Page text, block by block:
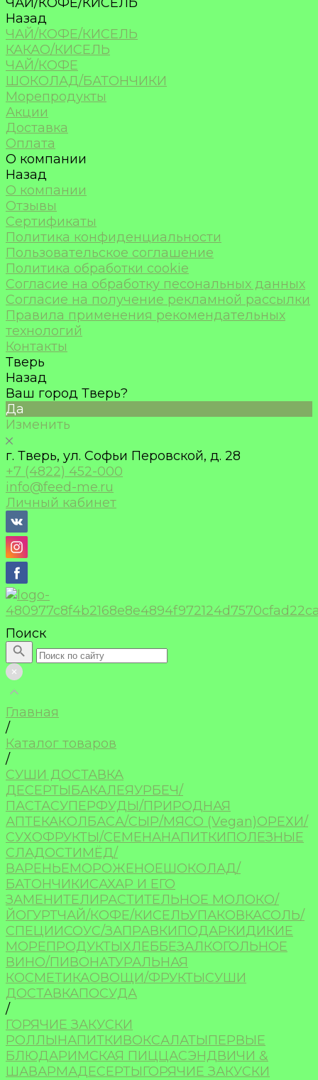
Назад
ЧАЙ/КОФЕ/КИСЕЛЬ
КАКАО/КИСЕЛЬ
ЧАЙ/КОФЕ
ШОКОЛАД/БАТОНЧИКИ
Морепродукты
Акции
Доставка
Оплата
О компании
Назад
О компании
Отзывы
Сертификаты
Политика конфиденциальности
Пользовательское соглашение
Политика обработки cookie
Согласие на обработку песональных данных
Согласие на получение рекламной рассылки
Правила применения рекомендательных
технологий
Контакты
Тверь
Назад
Ваш город Тверь?
Да
Изменить
г. Тверь, ул. Софьи Перовской, д. 28
+7 (4822) 452-000
info@feed-me.ru
Личный кабинет
Поиск
Главная
/
Каталог товаров
/
СУШИ ДОСТАВКА
ДЕСЕРТЫБАКАЛЕЯУРБЕЧ/
ПАСТАСУПЕРФУДЫ/ПРИРОДНАЯ
АПТЕКАКОЛБАСА/СЫР/МЯСО (Vegan)ОРЕХИ/
СУХОФРУКТЫ/СЕМЕНАНАПИТКИПОЛЕЗНЫЕ
СЛАДОСТИМЁД/
ВАРЕНЬЕМОРОЖЕНОЕШОКОЛАД/
БАТОНЧИКИСАХАР И ЕГО
ЗАМЕНИТЕЛИРАСТИТЕЛЬНОЕ МОЛОКО/
ЙОГУРТЧАЙ/КОФЕ/КИСЕЛЬУПАКОВКАСОЛЬ/
СПЕЦИИСОУС/ЗАПРАВКИПОДАРКИДИКИЕ
МОРЕПРОДУКТЫХЛЕББЕЗАЛКОГОЛЬНОЕ
ВИНО/ПИВОНАТУРАЛЬНАЯ
КОСМЕТИКАОВОЩИ/ФРУКТЫСУШИ
ДОСТАВКАПОСУДА
/
ГОРЯЧИЕ ЗАКУСКИ
РОЛЛЫНАПИТКИВОКСАЛАТЫПЕРВЫЕ
БЛЮДАРИМСКАЯ ПИЦЦАСЭНДВИЧИ &
ШАВАРМАДЕСЕРТЫГОРЯЧИЕ ЗАКУСКИ